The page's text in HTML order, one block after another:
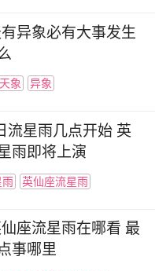
异象必有大事发生
天象 异象
流星雨几点开始 英
雨即将上演
雨 英仙座流星雨
座流星雨在哪看 最
事哪里